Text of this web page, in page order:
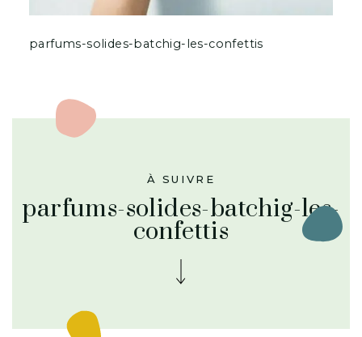
parfums-solides-batchig-les-confettis
À SUIVRE
parfums-solides-batchig-les-
confettis